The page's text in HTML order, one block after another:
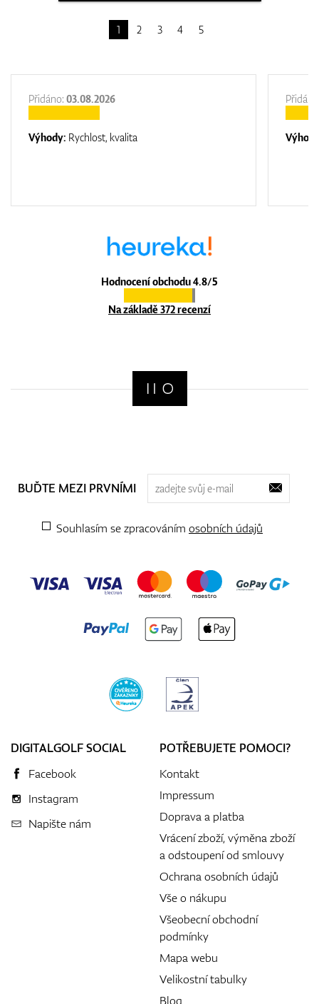
1 2 3 4 5
Hodnocení obchodu 4.8/5
Na základě 372 recenzí
Přidáno: 03.08.2026
Výhody: Rychlost, kvalita
BUĎTE MEZI PRVNÍMI
Souhlasím se zpracováním osobních údajů
DIGITALGOLF SOCIAL
Facebook
Instagram
Napište nám
POTŘEBUJETE POMOCI?
Kontakt
Impressum
Doprava a platba
Vrácení zboží, výměna zboží
a odstoupení od smlouvy
Ochrana osobních údajů
Vše o nákupu
Všeobecní obchodní
podmínky
Mapa webu
Velikostní tabulky
Blog